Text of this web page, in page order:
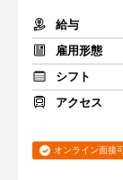
給与
雇用形態
シフト
アクセス
オンライン面接